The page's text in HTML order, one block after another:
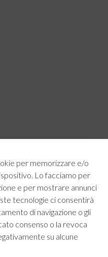
per memorizzare e/o
Lo facciamo per
e per mostrare annunci
tecnologie ci consentirà
di navigazione o gli
consenso o la revoca
su alcune